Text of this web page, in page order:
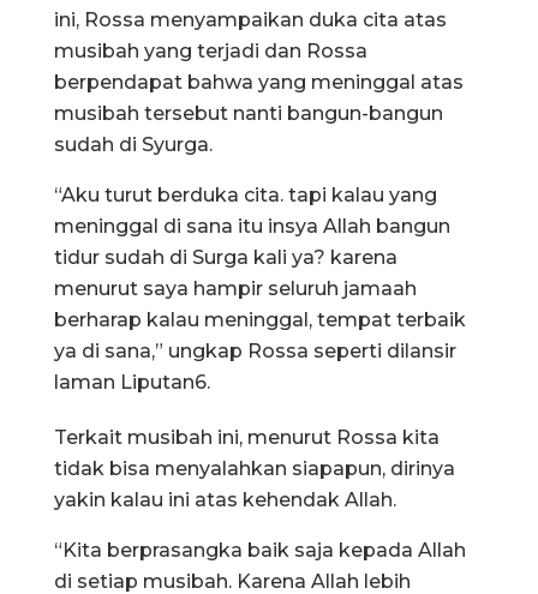
ini, Rossa menyampaikan duka cita atas
musibah yang terjadi dan Rossa
berpendapat bahwa yang meninggal atas
musibah tersebut nanti bangun-bangun
sudah di Syurga.
“Aku turut berduka cita. tapi kalau yang
meninggal di sana itu insya Allah bangun
tidur sudah di Surga kali ya? karena
menurut saya hampir seluruh jamaah
berharap kalau meninggal, tempat terbaik
ya di sana,” ungkap Rossa seperti dilansir
laman Liputan6.
Terkait musibah ini, menurut Rossa kita
tidak bisa menyalahkan siapapun, dirinya
yakin kalau ini atas kehendak Allah.
“Kita berprasangka baik saja kepada Allah
di setiap musibah. Karena Allah lebih